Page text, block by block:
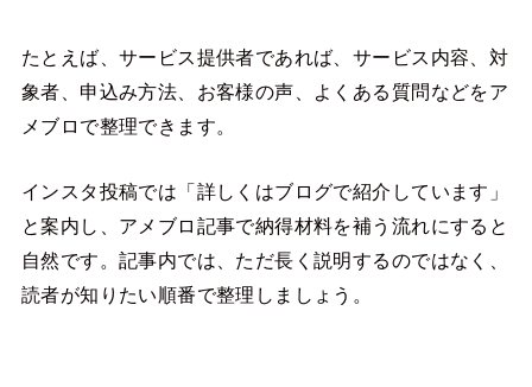
たとえば、サービス提供者であれば、サービス内容、対
象者、申込み方法、お客様の声、よくある質問などをア
メブロで整理できます。
インスタ投稿では「詳しくはブログで紹介しています」
と案内し、アメブロ記事で納得材料を補う流れにすると
自然です。記事内では、ただ長く説明するのではなく、
読者が知りたい順番で整理しましょう。